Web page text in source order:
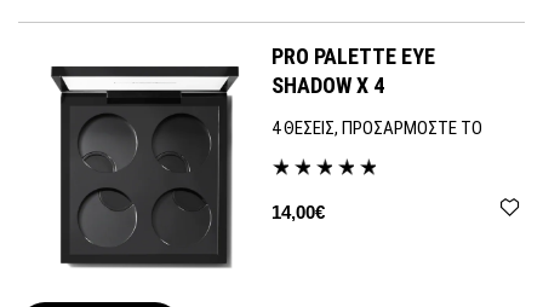
PRO PALETTE EYE
SHADOW X 4
4 ΘΕΣΕΙΣ, ΠΡΟΣΑΡΜΟΣΤΕ ΤΟ
14,00€